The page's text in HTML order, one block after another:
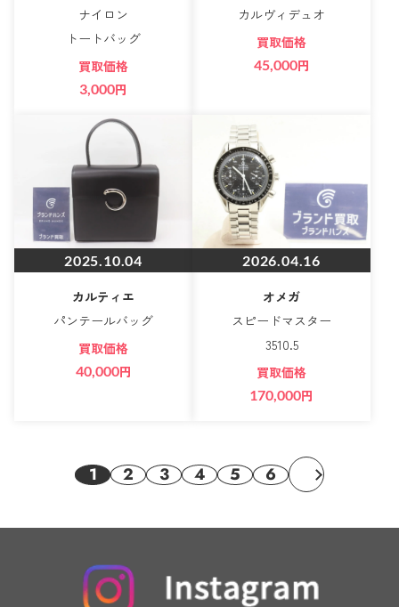
ナイロン
トートバッグ
買取価格
3,000円
カルヴィデュオ
買取価格
45,000円
2025.10.04
カルティエ
パンテールバッグ
買取価格
40,000円
2026.04.16
オメガ
スピードマスター
3510.5
買取価格
170,000円
1 2 3 4 5 6